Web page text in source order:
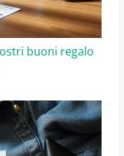
buoni regalo